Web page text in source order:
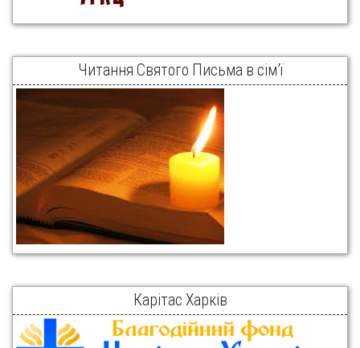
Читання Святого Письма в сім’ї
Карітас Харків